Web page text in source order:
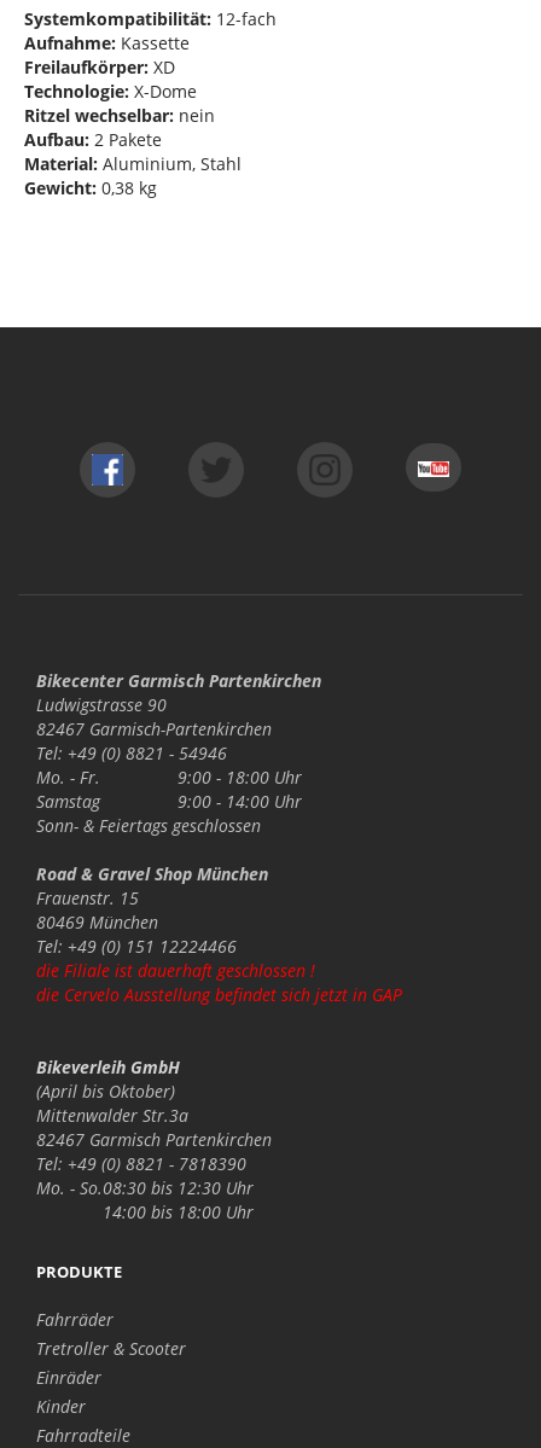
Systemkompatibilität: 12-fach
Aufnahme: Kassette
Freilaufkörper: XD
Technologie: X-Dome
Ritzel wechselbar: nein
Aufbau: 2 Pakete
Material: Aluminium, Stahl
Gewicht: 0,38 kg
Bikecenter Garmisch Partenkirchen
Ludwigstrasse 90
82467 Garmisch-Partenkirchen
Tel: +49 (0) 8821 - 54946
Mo. - Fr.
9:00 - 18:00 Uhr
Samstag
9:00 - 14:00 Uhr
Sonn- & Feiertags geschlossen
Road & Gravel Shop München
Frauenstr. 15
80469 München
Tel: +49 (0) 151 12224466
die Filiale ist dauerhaft geschlossen !
die Cervelo Ausstellung befindet sich jetzt in GAP
Bikeverleih GmbH
(April bis Oktober)
Mittenwalder Str.3a
82467 Garmisch Partenkirchen
Tel: +49 (0) 8821 - 7818390
Mo. - So.08:30 bis 12:30 Uhr
14:00 bis 18:00 Uhr
PRODUKTE
Fahrräder
Tretroller & Scooter
Einräder
Kinder
Fahrradteile